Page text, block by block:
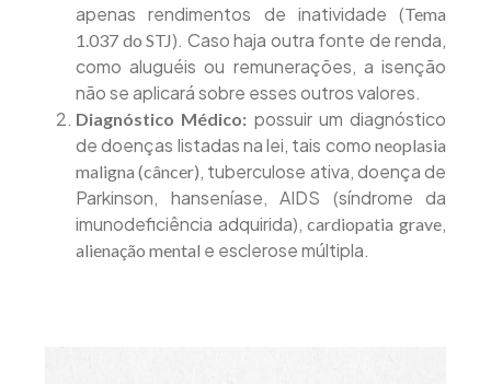
apenas rendimentos de inatividade (Tema
1.037 do STJ). Caso haja outra fonte de renda,
como aluguéis ou remunerações, a isenção
não se aplicará sobre esses outros valores.
Diagnóstico Médico: possuir um diagnóstico
de doenças listadas na lei, tais como neoplasia
maligna (câncer), tuberculose ativa, doença de
Parkinson, hanseníase, AIDS (síndrome da
imunodeficiência adquirida),cardiopatia grave,
alienação mental e esclerose múltipla.